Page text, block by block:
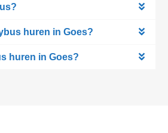
huren in Goes?
huren in Goes?